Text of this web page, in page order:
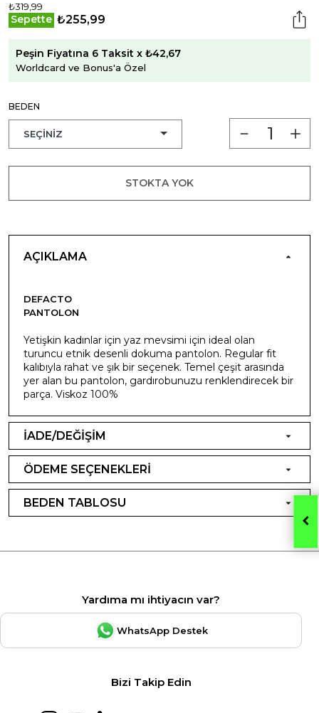
₺319,99
Sepette ₺255,99
Peşin Fiyatına 6 Taksit x ₺42,67
Worldcard ve Bonus'a Özel
BEDEN
STOKTA YOK
AÇIKLAMA
DEFACTO
PANTOLON
Yetişkin kadınlar için yaz mevsimi için ideal olan
turuncu etnik desenli dokuma pantolon. Regular fit
kalıbıyla rahat ve şık bir seçenek. Temel çeşit arasında
yer alan bu pantolon, gardırobunuzu renklendirecek bir
parça. Viskoz 100%
İADE/DEĞİŞİM
ÖDEME SEÇENEKLERİ
BEDEN TABLOSU
Yardıma mı ihtiyacın var?
WhatsApp Destek
Bizi Takip Edin